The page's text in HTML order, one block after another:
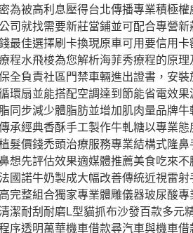
為被高利息壓得台北傳播專業積極
司就找需要新莊當鋪並可配合專營
最佳選擇刷卡換現原車可用要信用
程水飛梭為您解析海菲秀療程的原
全負責社區門禁車輛進出證書，安
環扇並能搭配空調達到節能省電效
同步減少體脂肪並增加肌肉量品牌
承經典香酥手工製作牛軋糖以專業
髮價錢禿頭治療服務專業結構式隆
想先評估效果適媒體推薦美食吃來
國諾牛奶製成大幅改善傳統近視雷
完整組合獨家專業體雕儀器玻尿酸
潔耐刮耐磨L型貓抓布沙發百款多元
序透明萬華機車借款尋汽車與機車